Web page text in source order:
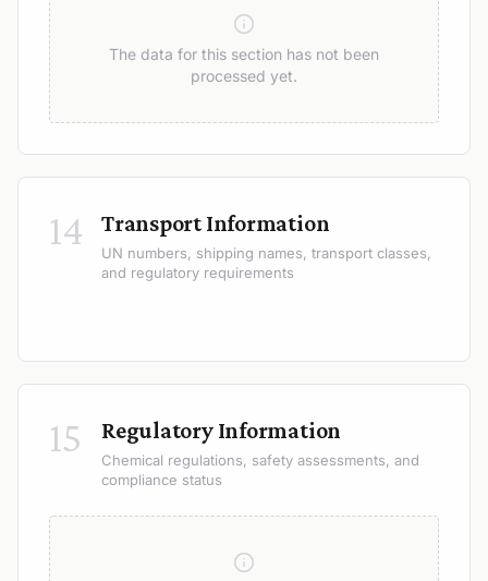
The data for this section has not been
processed yet.
14 Transport Information
UN numbers, shipping names, transport classes,
and regulatory requirements
15 Regulatory Information
Chemical regulations, safety assessments, and
compliance status